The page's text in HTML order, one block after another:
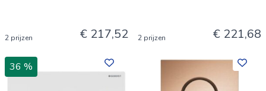
2 prijzen € 217,52 2 prijzen € 221,68
36 %